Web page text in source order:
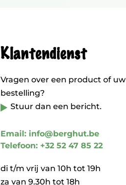
Klantendienst
Vragen over een product of uw
bestelling?
Stuur dan een bericht.
Email: info@berghut.be
Telefoon: +32 52 47 85 22
di t/m vrij van 10h tot 19h
za van 9.30h tot 18h